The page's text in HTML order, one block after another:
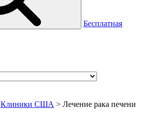
Бесплатная
Клиники США > Лечение рака печени